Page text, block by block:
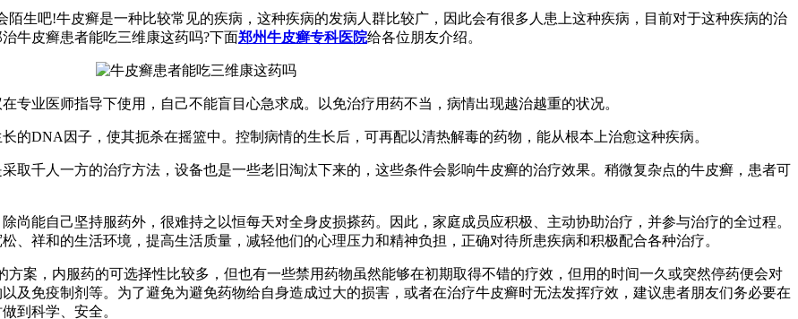
陌生吧!牛皮癣是一种比较常见的疾病，这种疾病的发病人群比较广，因此会有很多人患上这种疾病，目前对于这种疾病的治
牛皮癣患者能吃三维康这药吗?下面郑州牛皮癣专科医院给各位朋友介绍。
专业医师指导下使用，自己不能盲目心急求成。以免治疗用药不当，病情出现越治越重的状况。
的DNA因子，使其扼杀在摇篮中。控制病情的生长后，可再配以清热解毒的药物，能从根本上治愈这种疾病。
取千人一方的治疗方法，设备也是一些老旧淘汰下来的，这些条件会影响牛皮癣的治疗效果。稍微复杂点的牛皮癣，患者可
尚能自己坚持服药外，很难持之以恒每天对全身皮损搽药。因此，家庭成员应积极、主动协助治疗，并参与治疗的全过程。
、祥和的生活环境，提高生活质量，减轻他们的心理压力和精神负担，正确对待所患疾病和积极配合各种治疗。
案，内服药的可选择性比较多，但也有一些禁用药物虽然能够在初期取得不错的疗效，但用的时间一久或突然停药便会对
及免疫制剂等。为了避免为避免药物给自身造成过大的损害，或者在治疗牛皮癣时无法发挥疗效，建议患者朋友们务必要在
到科学、安全。